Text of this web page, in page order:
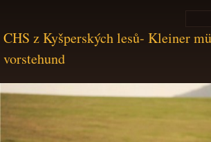
CHS z Kyšperských lesů- Kleiner
vorstehund